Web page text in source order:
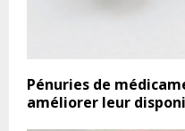
Pénuries de
améliorer leur